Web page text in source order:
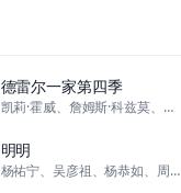
德雷尔一家第四季
凯莉·霍威、詹姆斯·科兹莫、桥格斯·卡拉米霍斯、乔什·奥康纳、米洛·帕克
正片
明明
杨祐宁、吴彦祖、杨恭如、周迅、林雨申、陈保元、张信哲